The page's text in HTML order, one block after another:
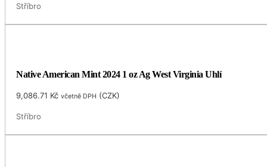
Stříbro
Native American Mint 2024 1 oz Ag West Virginia Uhlí
9,086.71 Kč včetně DPH (CZK)
Stříbro